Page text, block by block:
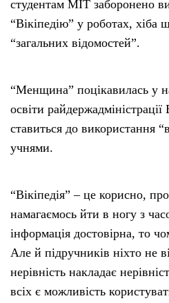
студентам MIT заборонено
“Вікіпедію” у роботах, хіба
“загальних відомостей”.
“Менщина” поцікавилась у
освіти
ставиться до використання
учнями.
“Вікіпедія” – це корисно,
намагаємось йти в ногу з
інформація достовірна, то
Але й підручників ніхто не
нерівність накладає
всіх є можливість